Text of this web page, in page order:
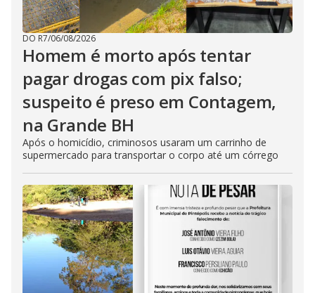
DO R7/06/08/2026
Homem é morto após tentar
pagar drogas com pix falso;
suspeito é preso em Contagem,
na Grande BH
Após o homicídio, criminosos usaram um carrinho de
supermercado para transportar o corpo até um córrego